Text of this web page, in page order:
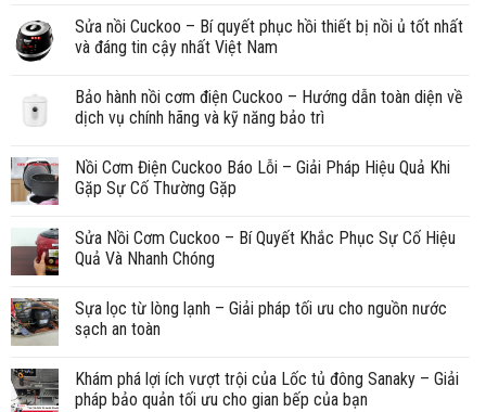
Sửa nồi Cuckoo – Bí quyết phục hồi thiết bị nồi ủ tốt nhất
và đáng tin cậy nhất Việt Nam
Bảo hành nồi cơm điện Cuckoo – Hướng dẫn toàn diện về
dịch vụ chính hãng và kỹ năng bảo trì
Nồi Cơm Điện Cuckoo Báo Lỗi – Giải Pháp Hiệu Quả Khi
Gặp Sự Cố Thường Gặp
Sửa Nồi Cơm Cuckoo – Bí Quyết Khắc Phục Sự Cố Hiệu
Quả Và Nhanh Chóng
Sựa lọc từ lòng lạnh – Giải pháp tối ưu cho nguồn nước
sạch an toàn
Khám phá lợi ích vượt trội của Lốc tủ đông Sanaky – Giải
pháp bảo quản tối ưu cho gian bếp của bạn